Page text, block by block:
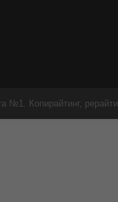
№1. Копирайтинг,